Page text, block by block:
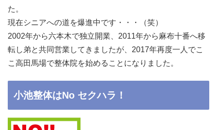
た。
現在シニアへの道を爆進中です・・・（笑）
2002年から六本木で独立開業、2011年から麻布十番へ移
転し弟と共同営業してきましたが、2017年再度一人でこ
こ高田馬場で整体院を始めることになりました。
小池整体はNo セクハラ！